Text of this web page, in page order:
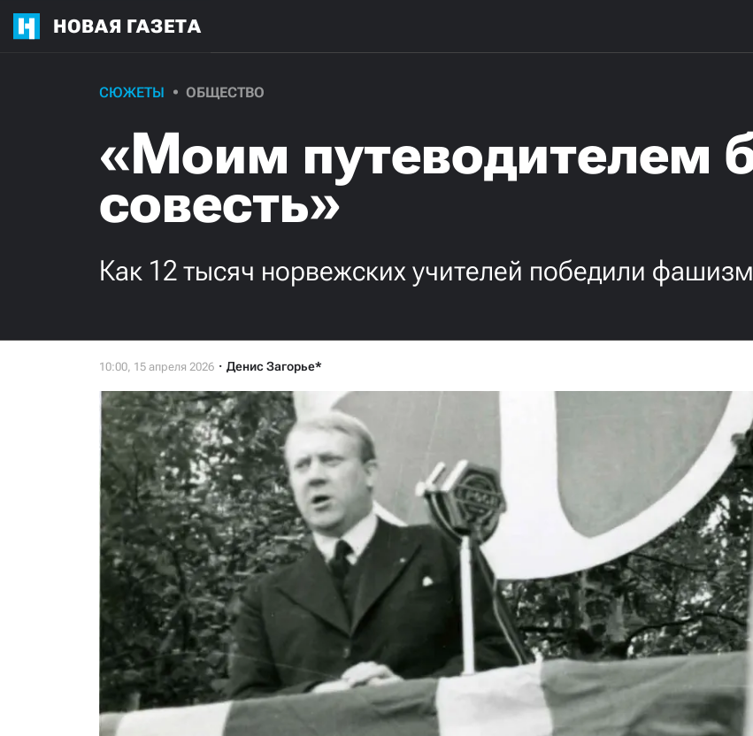
НОВАЯ ГАЗЕТА
СЮЖЕТЫ ОБЩЕСТВО
«Моим путеводителем
совесть»
Как 12 тысяч норвежских учителей победили фашизм
Денис Загорье*